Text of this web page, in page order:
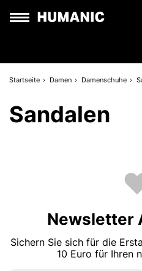
Startseite Damen Damenschuhe
Sandalen
Newsletter
Sichern Sie sich für die
10 Euro für Ihren